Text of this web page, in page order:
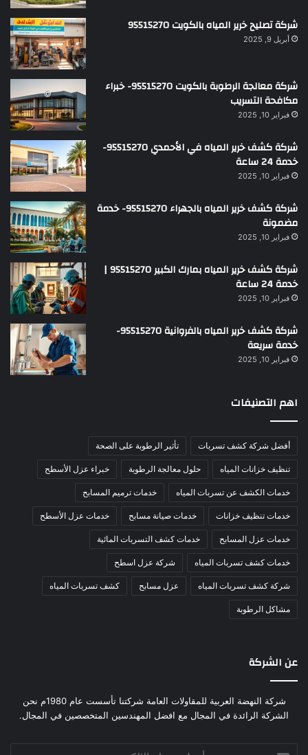
شركة تصليح خرير المياه بالكويت 95515270
أبريل 9, 2025
شركة معالجة الرطوبة بالكويت 95515270- خبراء
مكافحة التسريب
فبراير 10, 2025
شركة كشف خرير المياه في الأحمدي 95515270-
خدمة 24 ساعة
فبراير 10, 2025
شركة كشف خرير المياه بالجهراء 95515270- خدمة
مضمونة
فبراير 10, 2025
شركة كشف خرير المياه بمارك الكبير 95515270 |
خدمة 24 ساعة
فبراير 10, 2025
شركة كشف خرير المياه بالفروانية 95515270-
خدمة سريعة
فبراير 10, 2025
اهم التصنيفات
أفضل شركة كشف تسربات تأثير الرطوبة على الصحة
تنظيف خزانات المياه حلول معالجة الرطوبة خبراء عزل الأسطح
خدمات الكشف عن تسربات المياه خدمات ترميم المسابح
خدمات تنظيف خزانات خدمات صيانة مسابح خدمات عزل الأسطح
خدمات عزل المسابح خدمات كشف التسربات المائية
خدمات كشف تسربات المياه شركة عزل اسطح
شركة كشف تسربات المياه عزل مسابح كشف تسربات المياه
مشاكل الرطوبة
عن الشركة
شركة النهضة العربية للمقاولات العامة شركتنا تأسست عام 1980م نحن
الشركة الرائدة في المجال مع افضل المهندسين المتخصصين في المجال.